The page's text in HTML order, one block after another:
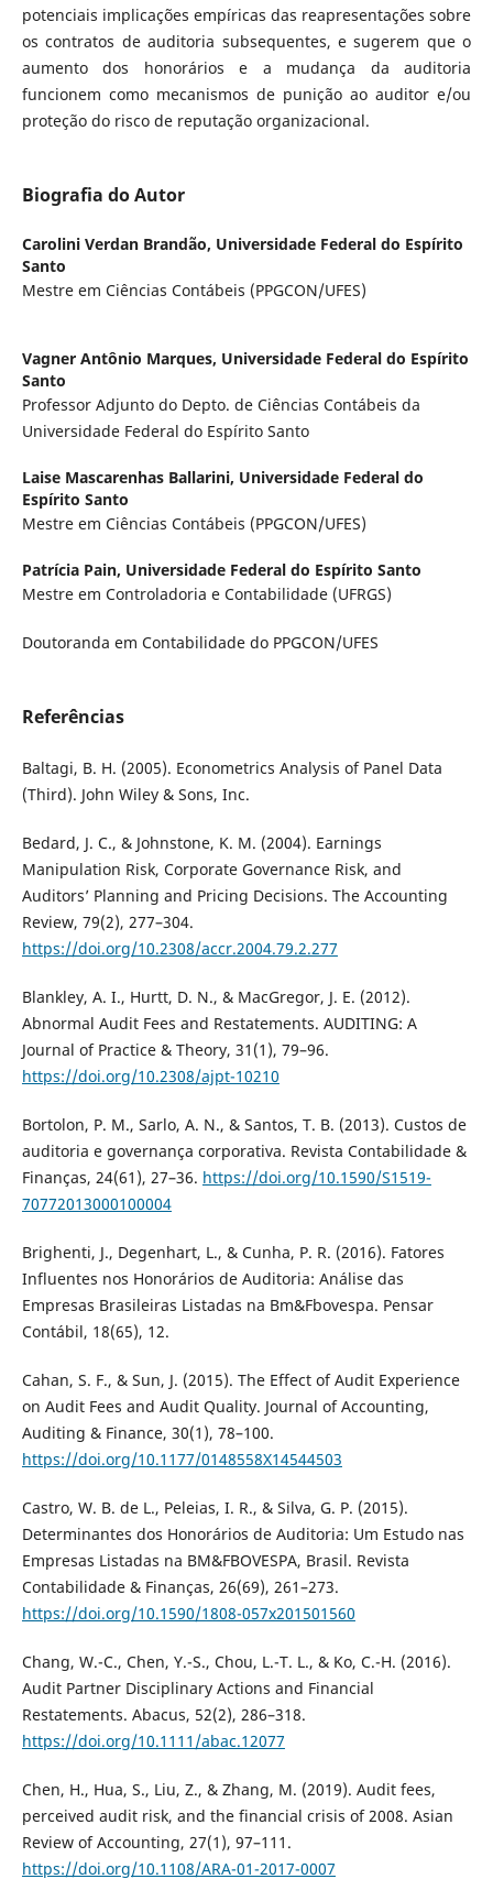
potenciais implicações empíricas das reapresentações sobre
os contratos de auditoria subsequentes, e sugerem que o
aumento dos honorários e a mudança da auditoria
funcionem como mecanismos de punição ao auditor e/ou
proteção do risco de reputação organizacional.
Biografia do Autor
Carolini Verdan Brandão, Universidade Federal do Espírito
Santo
Mestre em Ciências Contábeis (PPGCON/UFES)
Vagner Antônio Marques, Universidade Federal do Espírito
Santo
Professor Adjunto do Depto. de Ciências Contábeis da
Universidade Federal do Espírito Santo
Laise Mascarenhas Ballarini, Universidade Federal do
Espírito Santo
Mestre em Ciências Contábeis (PPGCON/UFES)
Patrícia Pain, Universidade Federal do Espírito Santo
Mestre em Controladoria e Contabilidade (UFRGS)
Doutoranda em Contabilidade do PPGCON/UFES
Referências
Baltagi, B. H. (2005). Econometrics Analysis of Panel Data
(Third). John Wiley & Sons, Inc.
Bedard, J. C., & Johnstone, K. M. (2004). Earnings
Manipulation Risk, Corporate Governance Risk, and
Auditors’ Planning and Pricing Decisions. The Accounting
Review, 79(2), 277–304.
https://doi.org/10.2308/accr.2004.79.2.277
Blankley, A. I., Hurtt, D. N., & MacGregor, J. E. (2012).
Abnormal Audit Fees and Restatements. AUDITING: A
Journal of Practice & Theory, 31(1), 79–96.
https://doi.org/10.2308/ajpt-10210
Bortolon, P. M., Sarlo, A. N., & Santos, T. B. (2013). Custos de
auditoria e governança corporativa. Revista Contabilidade &
Finanças, 24(61), 27–36. https://doi.org/10.1590/S1519-
70772013000100004
Brighenti, J., Degenhart, L., & Cunha, P. R. (2016). Fatores
Influentes nos Honorários de Auditoria: Análise das
Empresas Brasileiras Listadas na Bm&Fbovespa. Pensar
Contábil, 18(65), 12.
Cahan, S. F., & Sun, J. (2015). The Effect of Audit Experience
on Audit Fees and Audit Quality. Journal of Accounting,
Auditing & Finance, 30(1), 78–100.
https://doi.org/10.1177/0148558X14544503
Castro, W. B. de L., Peleias, I. R., & Silva, G. P. (2015).
Determinantes dos Honorários de Auditoria: Um Estudo nas
Empresas Listadas na BM&FBOVESPA, Brasil. Revista
Contabilidade & Finanças, 26(69), 261–273.
https://doi.org/10.1590/1808-057x201501560
Chang, W.-C., Chen, Y.-S., Chou, L.-T. L., & Ko, C.-H. (2016).
Audit Partner Disciplinary Actions and Financial
Restatements. Abacus, 52(2), 286–318.
https://doi.org/10.1111/abac.12077
Chen, H., Hua, S., Liu, Z., & Zhang, M. (2019). Audit fees,
perceived audit risk, and the financial crisis of 2008. Asian
Review of Accounting, 27(1), 97–111.
https://doi.org/10.1108/ARA-01-2017-0007